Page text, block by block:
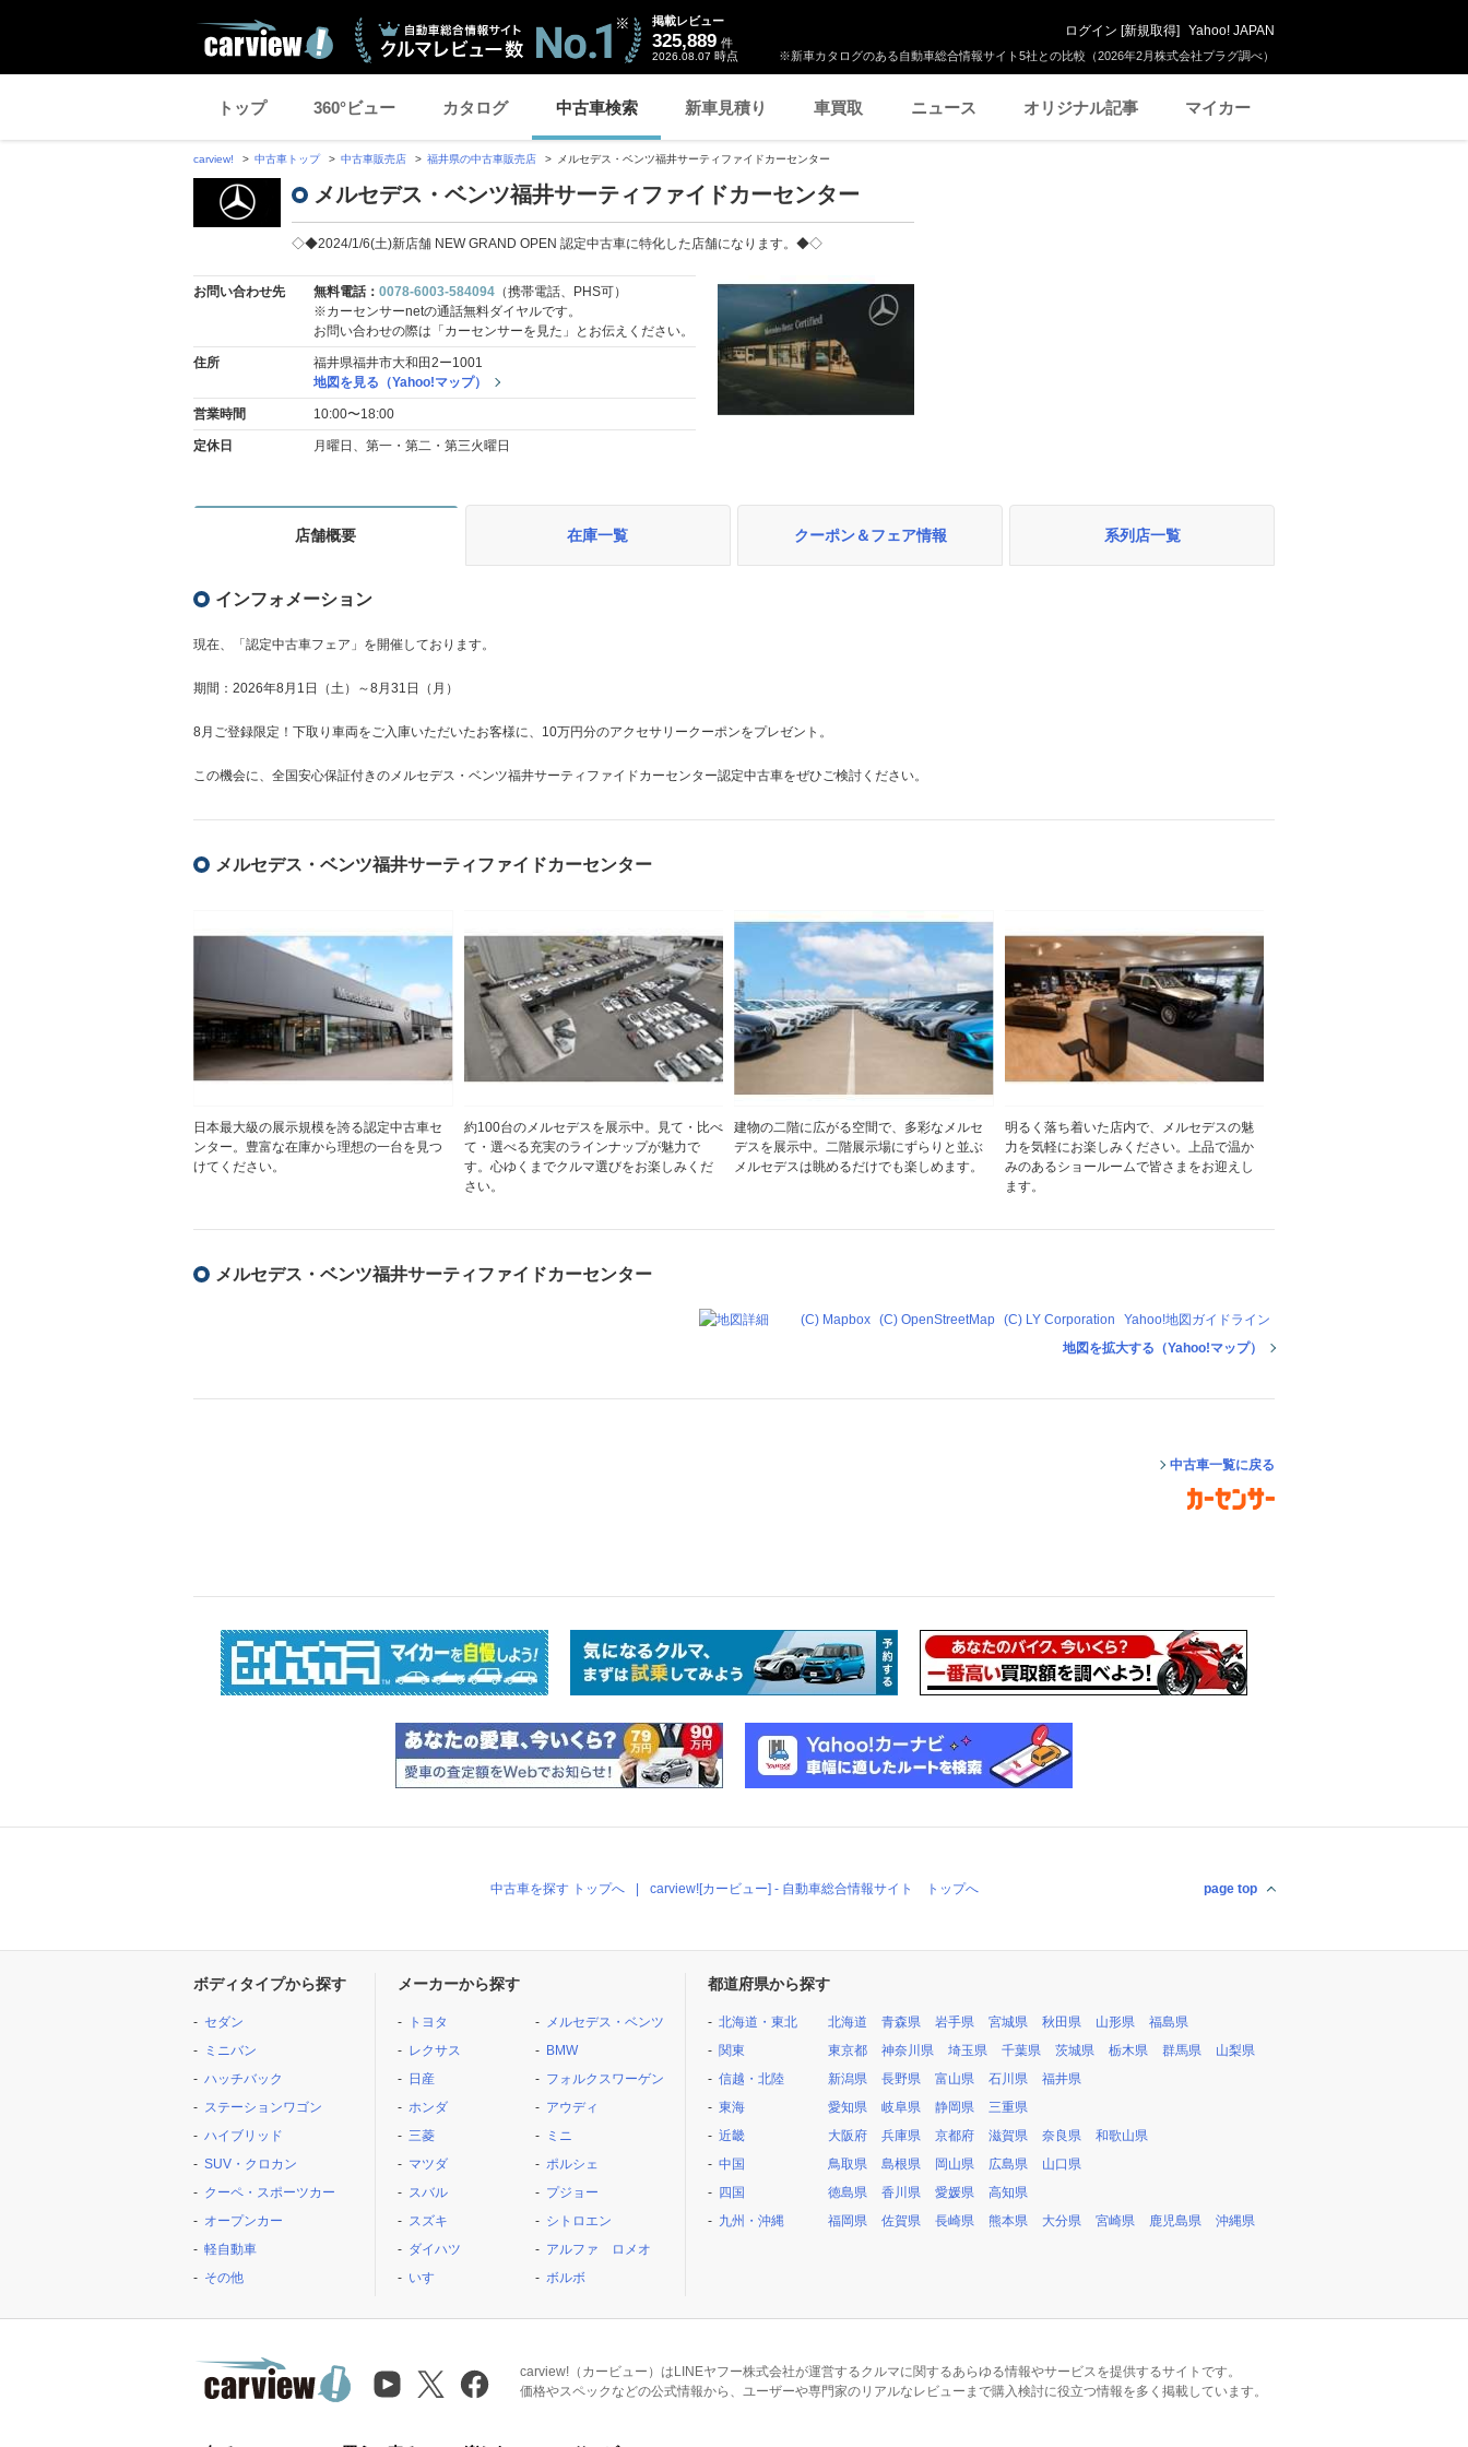
※新車カタログのある自動車総合情報サイト5社との比較（2026年2月株式会社プラグ調べ）
掲載レビュー
325,889 件
2026.08.07 時点
ログイン [新規取得] Yahoo! JAPAN
トップ 360°ビュー カタログ 中古車検索 新車見積り 車買取 ニュース オリジナル記事 マイカー
carview! 中古車トップ 中古車販売店 福井県の中古車販売店 メルセデス・ベンツ福井サーティファイドカーセンター
メルセデス・ベンツ福井サーティファイドカーセンター
◇◆2024/1/6(土)新店舗 NEW GRAND OPEN 認定中古車に特化した店舗になります。◆◇
お問い合わせ先 無料電話： 0078-6003-584094 （携帯電話、PHS可）
※カーセンサーnetの通話無料ダイヤルです。
お問い合わせの際は「カーセンサーを見た」とお伝えください。
住所
福井県福井市大和田2ー1001
地図を見る（Yahoo!マップ）
営業時間 10:00〜18:00
定休日 月曜日、第一・第二・第三火曜日
店舗概要 在庫一覧 クーポン＆フェア情報 系列店一覧
インフォメーション
現在、「認定中古車フェア」を開催しております。
期間：2026年8月1日（土）～8月31日（月）
8月ご登録限定！下取り車両をご入庫いただいたお客様に、10万円分のアクセサリークーポンをプレゼント。
この機会に、全国安心保証付きのメルセデス・ベンツ福井サーティファイドカーセンター認定中古車をぜひご検討ください。
メルセデス・ベンツ福井サーティファイドカーセンター
日本最大級の展示規模を誇る認定中古車セ
ンター。豊富な在庫から理想の一台を見つ
けてください。
約100台のメルセデスを展示中。見て・比べ
て・選べる充実のラインナップが魅力で
す。心ゆくまでクルマ選びをお楽しみくだ
さい。
建物の二階に広がる空間で、多彩なメルセ
デスを展示中。二階展示場にずらりと並ぶ
メルセデスは眺めるだけでも楽しめます。
明るく落ち着いた店内で、メルセデスの魅
力を気軽にお楽しみください。上品で温か
みのあるショールームで皆さまをお迎えし
ます。
メルセデス・ベンツ福井サーティファイドカーセンター
(C) Mapbox (C) OpenStreetMap (C) LY Corporation
Yahoo!地図ガイドライン
地図を拡大する（Yahoo!マップ）
中古車一覧に戻る
中古車を探す トップへ carview![カービュー] - 自動車総合情報サイト トップへ page top
ボディタイプから探す
セダン
ミニバン
ハッチバック
ステーションワゴン
ハイブリッド
SUV・クロカン
クーペ・スポーツカー
オープンカー
軽自動車
その他
メーカーから探す
トヨタ
レクサス
日産
ホンダ
三菱
マツダ
スバル
スズキ
ダイハツ
いすゞ
メルセデス・ベンツ
BMW
フォルクスワーゲン
アウディ
ミニ
ポルシェ
プジョー
シトロエン
アルファ ロメオ
ボルボ
都道府県から探す
北海道・東北 北海道 青森県 岩手県 宮城県 秋田県 山形県
福島県
関東
東京都 神奈川県 埼玉県 千葉県 茨城県 栃木県 群馬県
山梨県
信越・北陸
新潟県 長野県 富山県 石川県
福井県
東海
愛知県 岐阜県 静岡県
三重県
近畿
大阪府 兵庫県 京都府 滋賀県 奈良県
和歌山県
中国
鳥取県 島根県 岡山県 広島県
山口県
四国
徳島県 香川県 愛媛県
高知県
九州・沖縄
福岡県 佐賀県 長崎県 熊本県 大分県 宮崎県 鹿児島県 沖縄県
carview!（カービュー）はLINEヤフー株式会社が運営するクルマに関するあらゆる情報やサービスを提供するサイトです。
価格やスペックなどの公式情報から、ユーザーや専門家のリアルなレビューまで購入検討に役立つ情報を多く掲載しています。